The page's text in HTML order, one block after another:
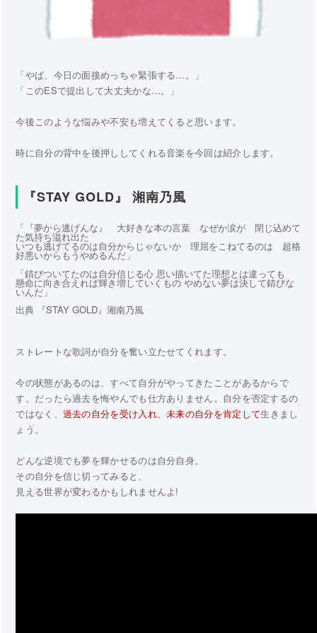
「やば、今日の面接めっちゃ緊張する…。」
「このESで提出して大丈夫かな…。」
今後このような悩みや不安も増えてくると思います。
時に自分の背中を後押ししてくれる音楽を今回は紹介します。
『STAY GOLD』 湘南乃風
「『夢から逃げんな』 大好きな本の言葉 なぜか涙が 閉じ込めて
た気持ち溢れ出た
いつも逃げてるのは自分からじゃないか 理屈をこねてるのは 超格
好悪いからもうやめるんだ」
「錆びついてたのは自分信じる心 思い描いてた理想とは違っても
懸命に向き合えれば輝き増していくもの やめない夢は決して錆びな
いんだ」
出典 『STAY GOLD』湘南乃風
ストレートな歌詞が自分を奮い立たせてくれます。
今の状態があるのは、すべて自分がやってきたことがあるからで
す。だったら過去を悔やんでも仕方ありません。自分を否定するの
ではなく、 過去の自分を受け入れ、未来の自分を肯定して生きまし
ょう。
どんな逆境でも夢を輝かせるのは自分自身。
その自分を信じ切ってみると、
見える世界が変わるかもしれませんよ!